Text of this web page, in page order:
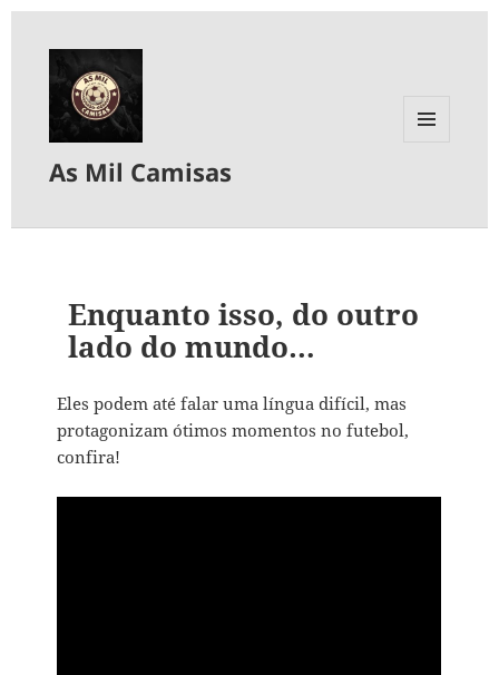
As Mil Camisas
Enquanto isso, do outro
lado do mundo…
Eles podem até falar uma língua difícil, mas
protagonizam ótimos momentos no futebol,
confira!